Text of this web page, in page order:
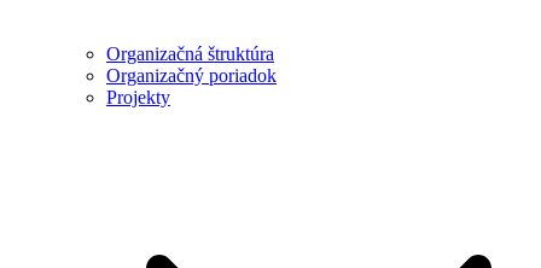
Organizačná štruktúra
Organizačný poriadok
Projekty